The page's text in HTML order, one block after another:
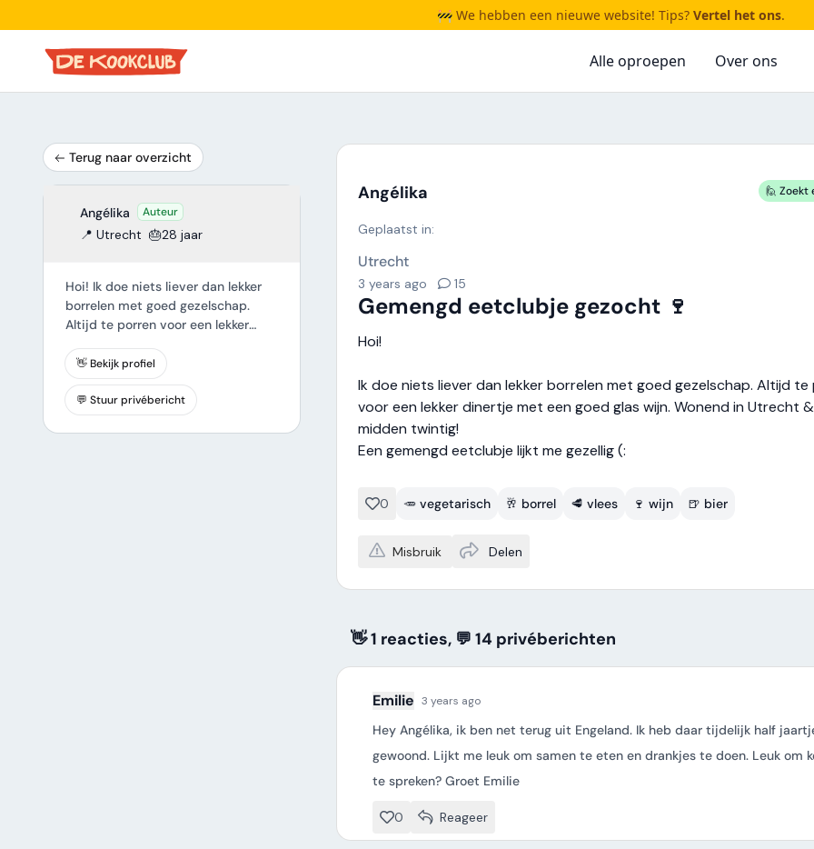
🚧 We hebben een nieuwe website! Tips? Vertel het ons.
Alle oproepen Over ons
Terug naar overzicht
Angélika Auteur
📍 Utrecht 🎂28 jaar
Hoi! Ik doe niets liever dan lekker
borrelen met goed gezelschap.
Altijd te porren voor een lekker
Wonend in Utrecht & midden
twintig! Een gemengd eetclubje
lijkt me gezellig (:
👋 Bekijk profiel
💬 Stuur privébericht
Angélika 🙋 Zoekt
Geplaatst in:
Utrecht
3 years ago 15
Gemengd eetclubje gezocht 🍷
Hoi!
Ik doe niets liever dan lekker borrelen met goed gezelschap. Altijd te
voor een lekker dinertje met een goed glas wijn. Wonend in Utrecht &
midden twintig!
Een gemengd eetclubje lijkt me gezellig (:
0 🥕 vegetarisch 🥂 borrel 🥩 vlees 🍷 wijn 🍺 bier
Misbruik Delen
👋 1 reacties, 💬 14 privéberichten
Emilie 3 years ago
Hey Angélika, ik ben net terug uit Engeland. Ik heb daar tijdelijk half
gewoond. Lijkt me leuk om samen te eten en drankjes te doen. Leuk om
te spreken? Groet Emilie
0 Reageer